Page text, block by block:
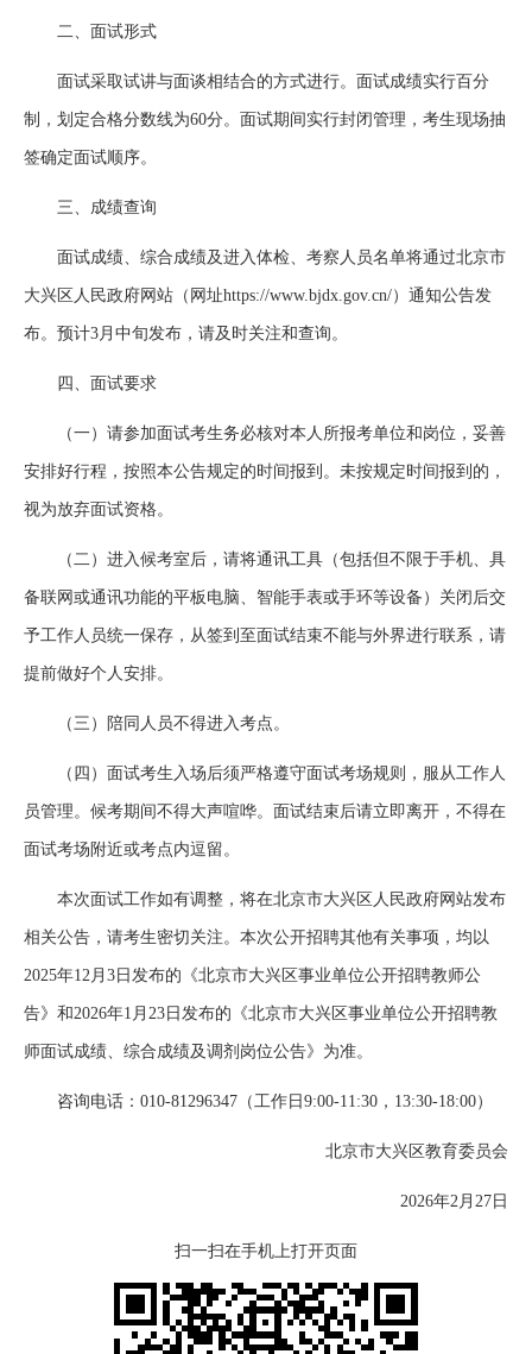
二、面试形式
面试采取试讲与面谈相结合的方式进行。面试成绩实行百分
制，划定合格分数线为60分。面试期间实行封闭管理，考生现场抽
签确定面试顺序。
三、成绩查询
面试成绩、综合成绩及进入体检、考察人员名单将通过北京市
大兴区人民政府网站（网址https://www.bjdx.gov.cn/）通知公告发
布。预计3月中旬发布，请及时关注和查询。
四、面试要求
（一）请参加面试考生务必核对本人所报考单位和岗位，妥善
安排好行程，按照本公告规定的时间报到。未按规定时间报到的，
视为放弃面试资格。
（二）进入候考室后，请将通讯工具（包括但不限于手机、具
备联网或通讯功能的平板电脑、智能手表或手环等设备）关闭后交
予工作人员统一保存，从签到至面试结束不能与外界进行联系，请
提前做好个人安排。
（三）陪同人员不得进入考点。
（四）面试考生入场后须严格遵守面试考场规则，服从工作人
员管理。候考期间不得大声喧哗。面试结束后请立即离开，不得在
面试考场附近或考点内逗留。
本次面试工作如有调整，将在北京市大兴区人民政府网站发布
相关公告，请考生密切关注。本次公开招聘其他有关事项，均以
2025年12月3日发布的《北京市大兴区事业单位公开招聘教师公
告》和2026年1月23日发布的《北京市大兴区事业单位公开招聘教
师面试成绩、综合成绩及调剂岗位公告》为准。
咨询电话：010-81296347（工作日9:00-11:30，13:30-18:00）
北京市大兴区教育委员会
2026年2月27日
扫一扫在手机上打开页面